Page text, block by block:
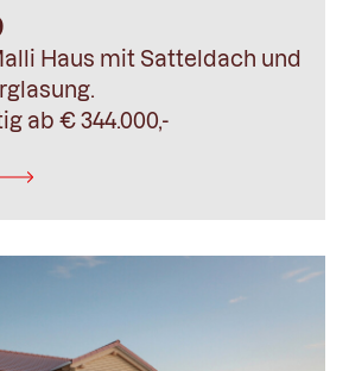
Haus mit Satteldach und
ab € 344.000,-